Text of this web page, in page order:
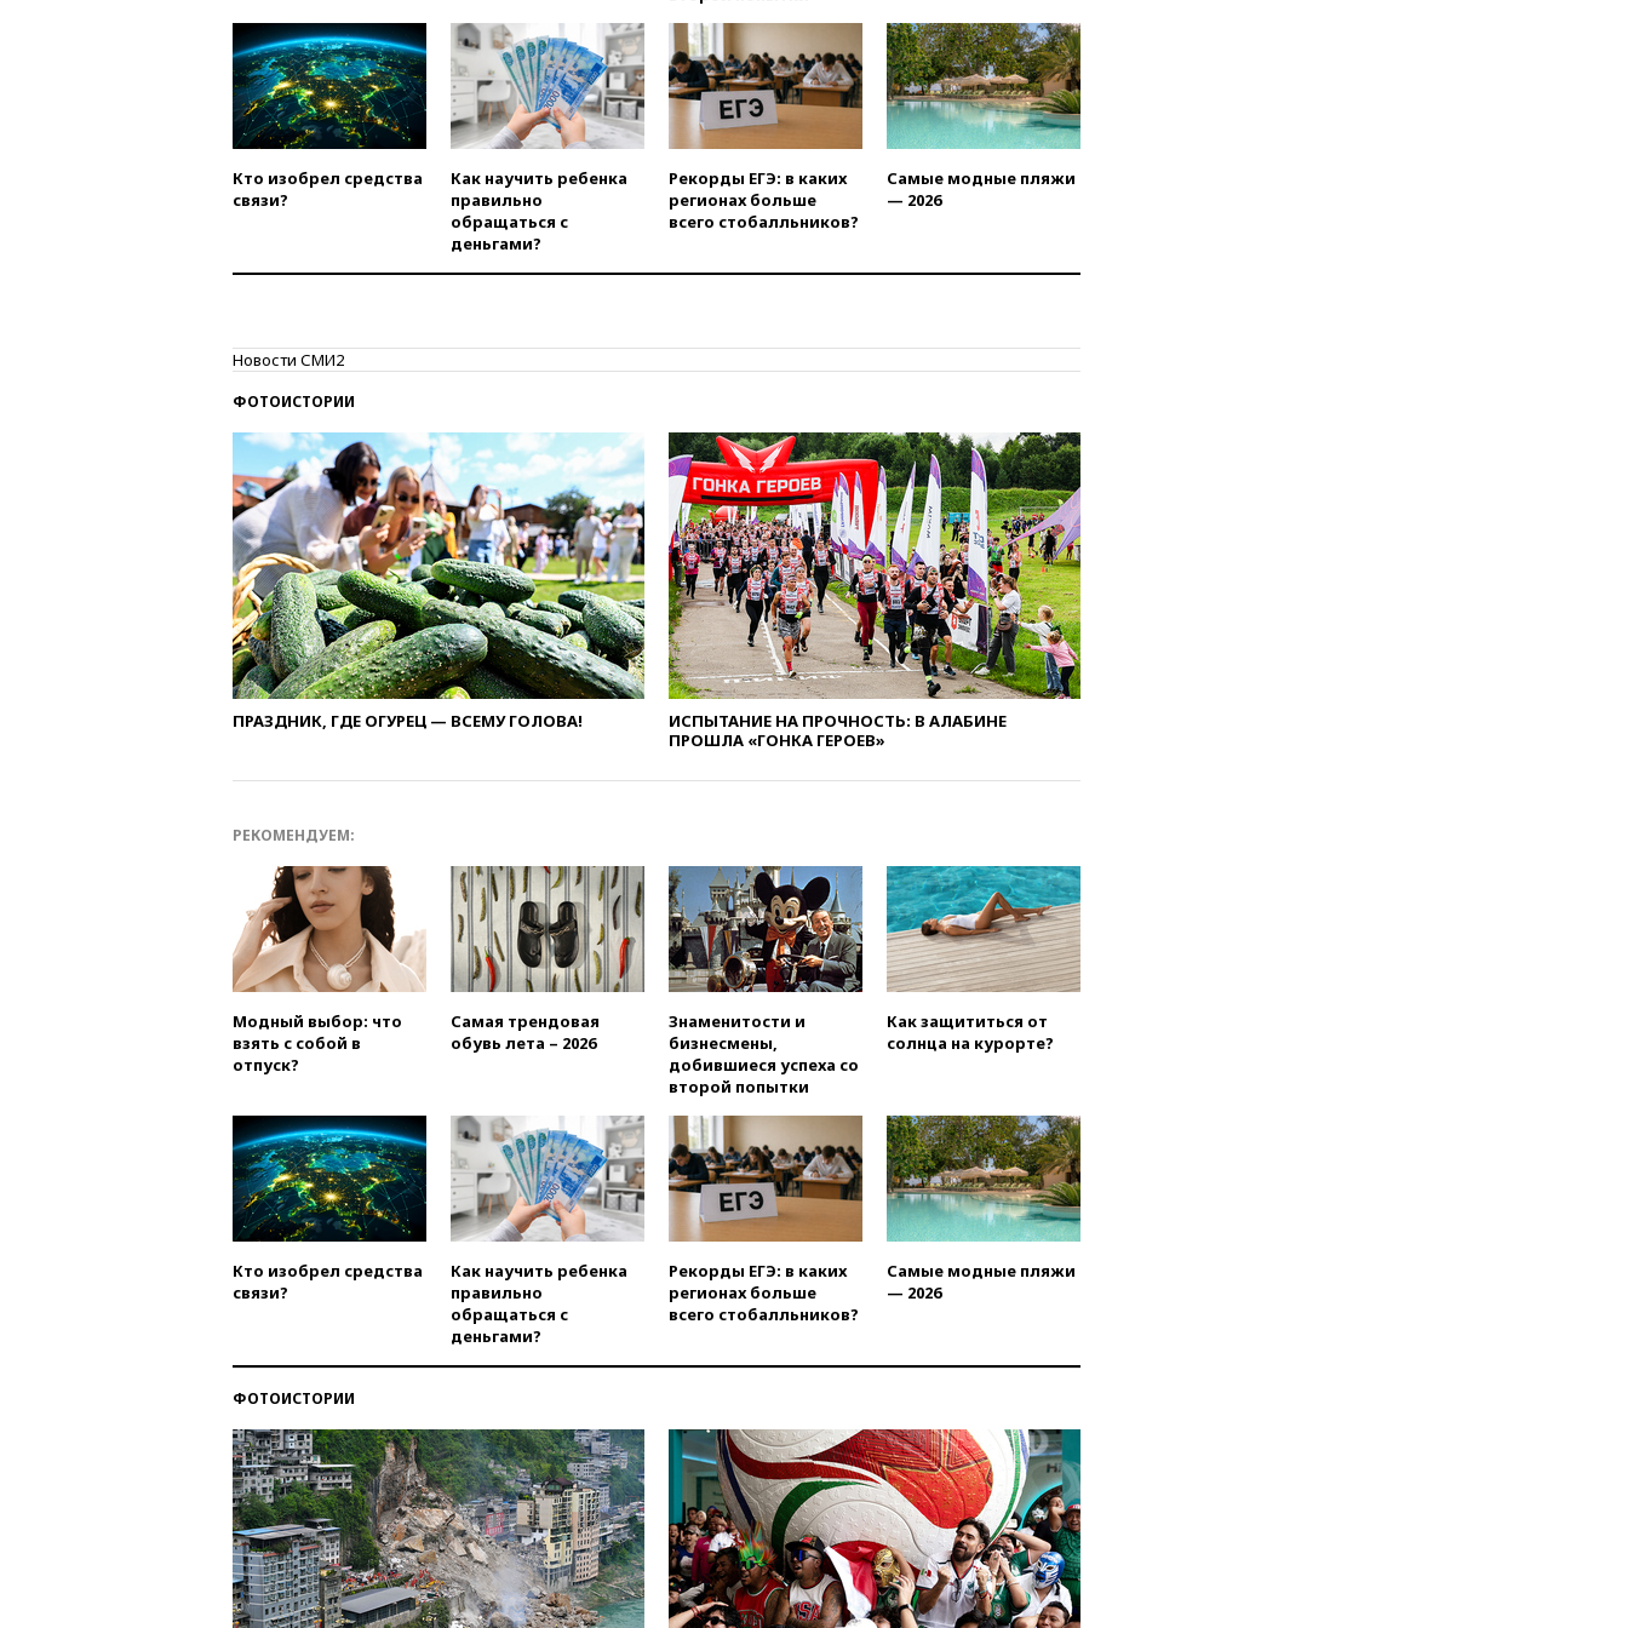
21:00
В России вновь
обсуждают эксперимент по
онлайн-продаже алкоголя
20:45
Матвиенко: россиянам
могут рекомендовать не
посещать Армению
20:35
ПВО за день сбила еще
281 украинский беспилотник
над Россией
20:27Ямпольская призвала
20:15Минтранс предложил
оплачивать защиту дорог от
20:00Зеленский 8 августа
посетит Сербию с
официальным визитом
19:58 В Госдуму будет внесен
законопроект об отмене ЕГЭ
19:50Аэропорты Сочи и
Ярославля приостановили
работу
19:35WP: Трамп призвал
доноров-республиканцев
поддержать Вэнса на выборах
2028 года
превысило максимум 2022
Геленджика возобновили
работу
19:00
Путин уточнил порядок
присвоения воинских званий
добровольцам
Финляндии приходит в упадок
без российских туристов
введены ограничения
18:21
Зюганов присоединился
к критике «Яблока»
Четыре человека
пострадали при атаках ВСУ на
Белгородскую область
18:00
Совет мира выбрал
подрядчика для
Газе
«Яблоко» с выборов в Госдуму
17:45Правительство получит
«золотую акцию» в
управлении аэропортом
Шереметьево
17:35Шесть человек
пострадали при ударе ВСУ по
автобусу в Запорожской
Кто изобрел средства
связи?
Как научить ребенка
правильно
обращаться с
деньгами?
Рекорды ЕГЭ: в каких
регионах больше
всего стобалльников?
Самые модные пляжи
— 2026
Новости СМИ2
ФОТОИСТОРИИ
ПРАЗДНИК, ГДЕ ОГУРЕЦ — ВСЕМУ ГОЛОВА!
ИСПЫТАНИЕ НА ПРОЧНОСТЬ: В АЛАБИНЕ
ПРОШЛА «ГОНКА ГЕРОЕВ»
РЕКОМЕНДУЕМ:
Модный выбор: что
взять с собой в
отпуск?
Самая трендовая
обувь лета – 2026
Знаменитости и
бизнесмены,
добившиеся успеха со
второй попытки
Как защититься от
солнца на курорте?
Кто изобрел средства
связи?
Как научить ребенка
правильно
обращаться с
деньгами?
Рекорды ЕГЭ: в каких
регионах больше
всего стобалльников?
Самые модные пляжи
— 2026
ФОТОИСТОРИИ